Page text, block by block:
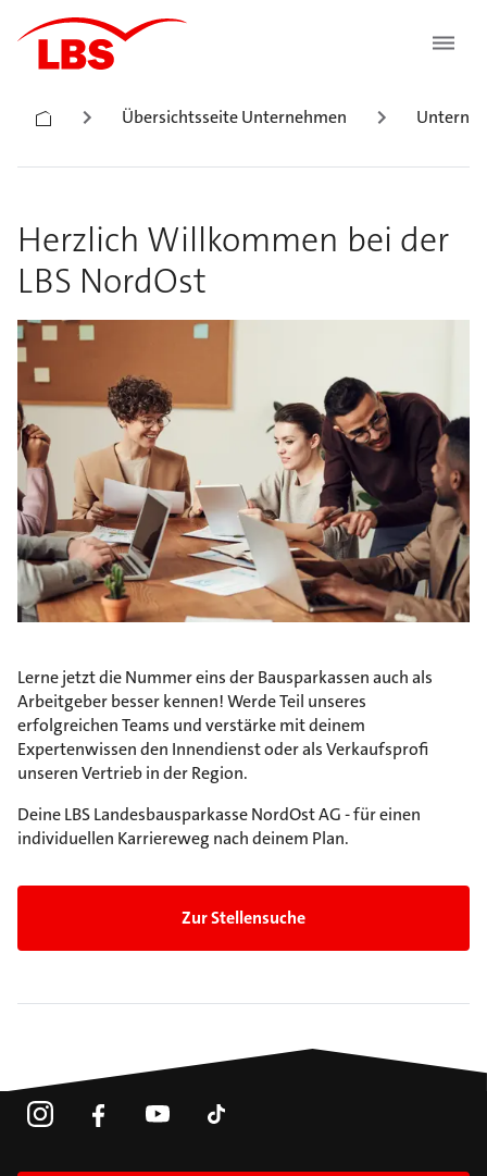
Übersichtsseite Unternehmen
Herzlich Willkommen bei der
LBS NordOst
Lerne jetzt die Nummer eins der Bausparkassen auch als
Arbeitgeber besser kennen! Werde Teil unseres
erfolgreichen Teams und verstärke mit deinem
Expertenwissen den Innendienst oder als Verkaufsprofi
unseren Vertrieb in der Region.
Deine LBS Landesbausparkasse NordOst AG - für einen
individuellen Karriereweg nach deinem Plan.
Zur Stellensuche